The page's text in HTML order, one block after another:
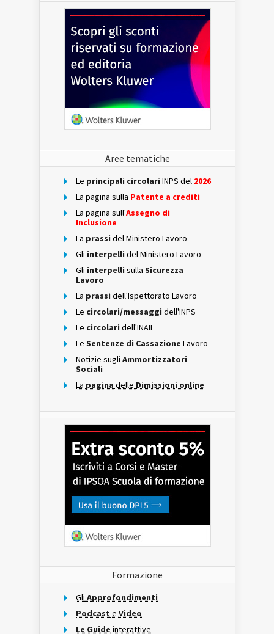
Aree tematiche
Le principali circolari INPS del 2026
La pagina sulla Patente a crediti
La pagina sull'Assegno di
Inclusione
La prassi del Ministero Lavoro
Gli interpelli del Ministero Lavoro
Gli interpelli sulla Sicurezza
Lavoro
La prassi dell'Ispettorato Lavoro
Le circolari/messaggi dell'INPS
Le circolari dell'INAIL
Le Sentenze di Cassazione Lavoro
Notizie sugli Ammortizzatori
Sociali
La pagina delle Dimissioni online
Formazione
Gli Approfondimenti
Podcast e Video
Le Guide interattive